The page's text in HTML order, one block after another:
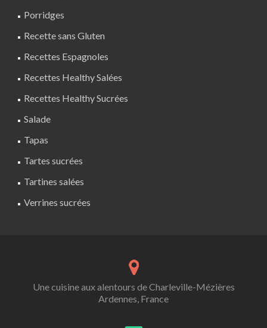
Porridges
Recette sans Gluten
Recettes Espagnoles
Recettes Healthy Salées
Recettes Healthy Sucrées
Salade
Tapas
Tartes sucrées
Tartines salées
Verrines sucrées
Une cuisine aux alentours de Charleville-Mézières
Ardennes, France